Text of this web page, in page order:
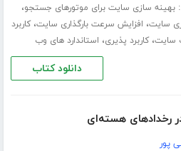
بهینه سازی سایت برای موتورهای جستجو،
سایت، افزایش سرعت بارگذاری سایت،کاربرد
سایت،کاربرد پذیری، استاندارد های وب
دانلود کتاب
در رخدادهای هسته‌ای
پور